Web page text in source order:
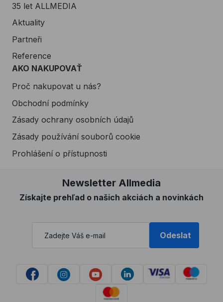
35 let ALLMEDIA
Aktuality
Partneři
Reference
AKO NAKUPOVAŤ
Proč nakupovat u nás?
Obchodní podmínky
Zásady ochrany osobních údajů
Zásady používání souborů cookie
Prohlášení o přístupnosti
Newsletter Allmedia
Získajte prehľad o našich akciách a novinkách
Odeslat